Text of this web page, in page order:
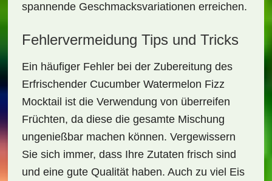
spannende Geschmacksvariationen erreichen.
Fehlervermeidung Tips und Tricks
Ein häufiger Fehler bei der Zubereitung des
Erfrischender Cucumber Watermelon Fizz
Mocktail ist die Verwendung von überreifen
Früchten, da diese die gesamte Mischung
ungenießbar machen können. Vergewissern
Sie sich immer, dass Ihre Zutaten frisch sind
und eine gute Qualität haben. Auch zu viel Eis